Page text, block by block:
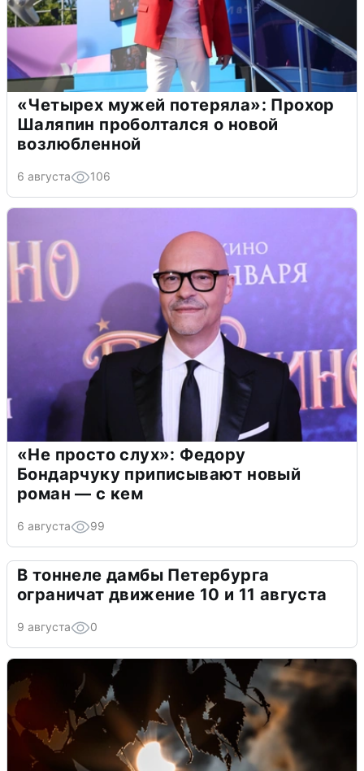
«Четырех мужей потеряла»: Прохор
Шаляпин проболтался о новой
возлюбленной
6 августа 106
«Не просто слух»: Федору
Бондарчуку приписывают новый
роман — с кем
6 августа 99
В тоннеле дамбы Петербурга
ограничат движение 10 и 11 августа
9 августа 0